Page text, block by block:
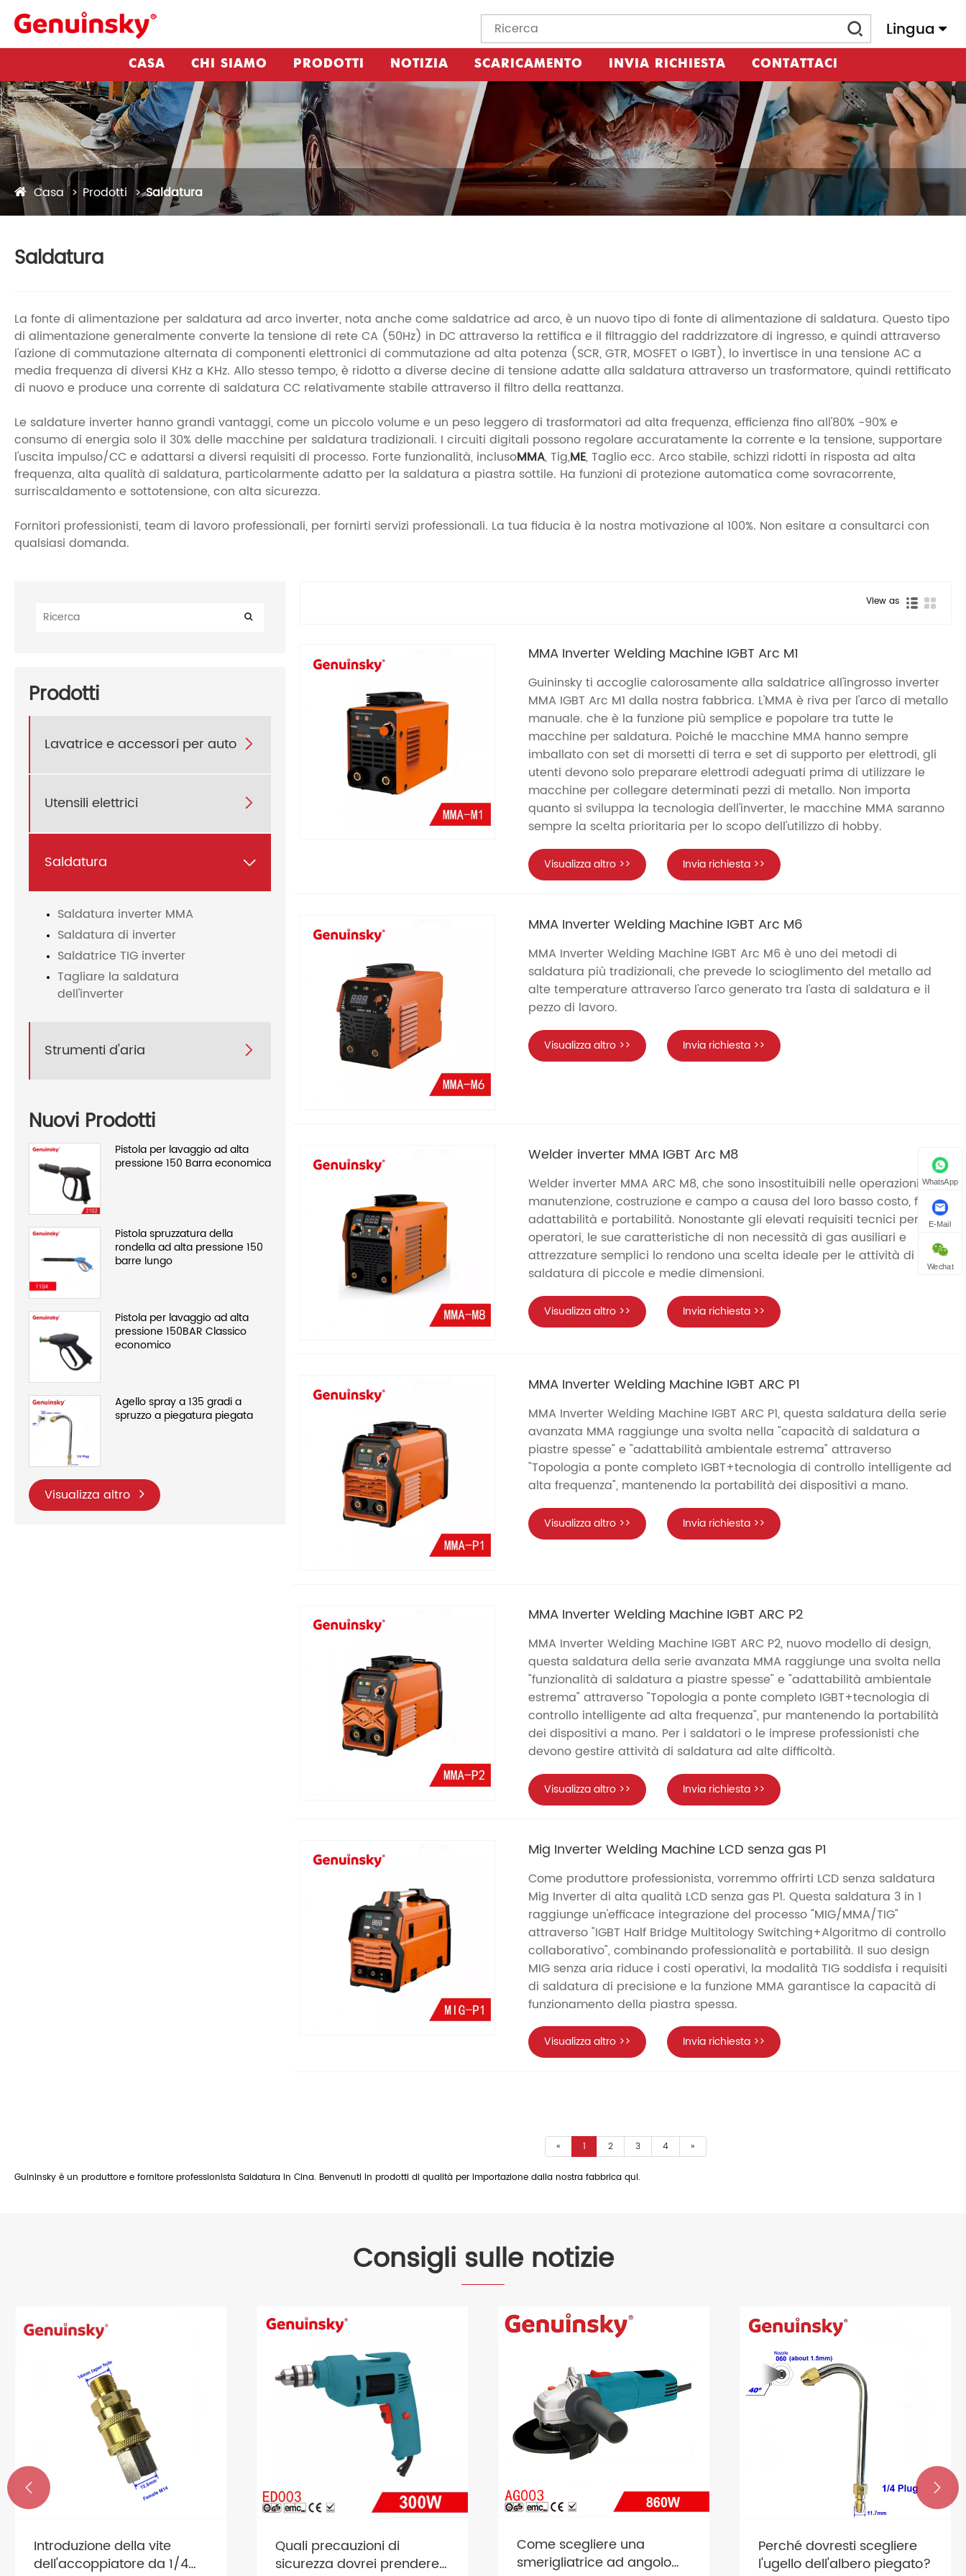
Lingua
CASA CHI SIAMO PRODOTTI NOTIZIA SCARICAMENTO INVIA RICHIESTA CONTATTACI
Casa Prodotti Saldatura
Saldatura
La fonte di alimentazione per saldatura ad arco inverter, nota anche come saldatrice ad arco, è un nuovo tipo di fonte di alimentazione di saldatura. Questo tipo
di alimentazione generalmente converte la tensione di rete CA (50Hz) in DC attraverso la rettifica e il filtraggio del raddrizzatore di ingresso, e quindi attraverso
l'azione di commutazione alternata di componenti elettronici di commutazione ad alta potenza (SCR, GTR, MOSFET o IGBT), lo invertisce in una tensione AC a
media frequenza di diversi KHz a KHz. Allo stesso tempo, è ridotto a diverse decine di tensione adatte alla saldatura attraverso un trasformatore, quindi rettificato
di nuovo e produce una corrente di saldatura CC relativamente stabile attraverso il filtro della reattanza.
Le saldature inverter hanno grandi vantaggi, come un piccolo volume e un peso leggero di trasformatori ad alta frequenza, efficienza fino all'80% -90% e
consumo di energia solo il 30% delle macchine per saldatura tradizionali. I circuiti digitali possono regolare accuratamente la corrente e la tensione, supportare
l'uscita impulso/CC e adattarsi a diversi requisiti di processo. Forte funzionalità, inclusoMMA, Tig,ME, Taglio ecc. Arco stabile, schizzi ridotti in risposta ad alta
frequenza, alta qualità di saldatura, particolarmente adatto per la saldatura a piastra sottile. Ha funzioni di protezione automatica come sovracorrente,
surriscaldamento e sottotensione, con alta sicurezza.
Fornitori professionisti, team di lavoro professionali, per fornirti servizi professionali. La tua fiducia è la nostra motivazione al 100%. Non esitare a consultarci con
qualsiasi domanda.
Prodotti
Lavatrice e accessori per auto 
Utensili elettrici 
Saldatura 
Saldatura inverter MMA
Saldatura di inverter
Saldatrice TIG inverter
Tagliare la saldatura
dell'inverter
Strumenti d'aria 
Nuovi Prodotti
Pistola per lavaggio ad alta
pressione 150 Barra economica
Pistola spruzzatura della
rondella ad alta pressione 150
barre lungo
Pistola per lavaggio ad alta
pressione 150BAR Classico
economico
Agello spray a 135 gradi a
spruzzo a piegatura piegata
Visualizza altro
View as
MMA Inverter Welding Machine IGBT Arc M1
Guininsky ti accoglie calorosamente alla saldatrice all'ingrosso inverter
MMA IGBT Arc M1 dalla nostra fabbrica. L'MMA è riva per l'arco di metallo
manuale. che è la funzione più semplice e popolare tra tutte le
macchine per saldatura. Poiché le macchine MMA hanno sempre
imballato con set di morsetti di terra e set di supporto per elettrodi, gli
utenti devono solo preparare elettrodi adeguati prima di utilizzare le
macchine per collegare determinati pezzi di metallo. Non importa
quanto si sviluppa la tecnologia dell'inverter, le macchine MMA saranno
sempre la scelta prioritaria per lo scopo dell'utilizzo di hobby.
Visualizza altro >> Invia richiesta >>
MMA Inverter Welding Machine IGBT Arc M6
MMA Inverter Welding Machine IGBT Arc M6 è uno dei metodi di
saldatura più tradizionali, che prevede lo scioglimento del metallo ad
alte temperature attraverso l'arco generato tra l'asta di saldatura e il
pezzo di lavoro.
Visualizza altro >> Invia richiesta >>
Welder inverter MMA IGBT Arc M8
Welder inverter MMA ARC M8, che sono insostituibili nelle operazioni di
manutenzione, costruzione e campo a causa del loro basso costo, forte
adattabilità e portabilità. Nonostante gli elevati requisiti tecnici per gli
operatori, le sue caratteristiche di non necessità di gas ausiliari e
attrezzature semplici lo rendono una scelta ideale per le attività di
saldatura di piccole e medie dimensioni.
Visualizza altro >> Invia richiesta >>
MMA Inverter Welding Machine IGBT ARC P1
MMA Inverter Welding Machine IGBT ARC P1, questa saldatura della serie
avanzata MMA raggiunge una svolta nella "capacità di saldatura a
piastre spesse" e "adattabilità ambientale estrema" attraverso
"Topologia a ponte completo IGBT+tecnologia di controllo intelligente ad
alta frequenza", mantenendo la portabilità dei dispositivi a mano.
Visualizza altro >> Invia richiesta >>
MMA Inverter Welding Machine IGBT ARC P2
MMA Inverter Welding Machine IGBT ARC P2, nuovo modello di design,
questa saldatura della serie avanzata MMA raggiunge una svolta nella
"funzionalità di saldatura a piastre spesse" e "adattabilità ambientale
estrema" attraverso "Topologia a ponte completo IGBT+tecnologia di
controllo intelligente ad alta frequenza", pur mantenendo la portabilità
dei dispositivi a mano. Per i saldatori o le imprese professionisti che
devono gestire attività di saldatura ad alte difficoltà.
Visualizza altro >> Invia richiesta >>
Mig Inverter Welding Machine LCD senza gas P1
Come produttore professionista, vorremmo offrirti LCD senza saldatura
Mig Inverter di alta qualità LCD senza gas P1. Questa saldatura 3 in 1
raggiunge un'efficace integrazione del processo "MIG/MMA/TIG"
attraverso "IGBT Half Bridge Multitology Switching+Algoritmo di controllo
collaborativo", combinando professionalità e portabilità. Il suo design
MIG senza aria riduce i costi operativi, la modalità TIG soddisfa i requisiti
di saldatura di precisione e la funzione MMA garantisce la capacità di
funzionamento della piastra spessa.
Visualizza altro >> Invia richiesta >>
« 1 2 3 4 »
Guininsky è un produttore e fornitore professionista Saldatura in Cina. Benvenuti in prodotti di qualità per importazione dalla nostra fabbrica qui.
Consigli sulle notizie
Introduzione della vite
dell'accoppiatore da 1/4
Quali precauzioni di
sicurezza dovrei prendere
Come scegliere una
smerigliatrice ad angolo
Perché dovresti scegliere
l'ugello dell'albero piegato?
 
WhatsApp
E-Mail
Wechat